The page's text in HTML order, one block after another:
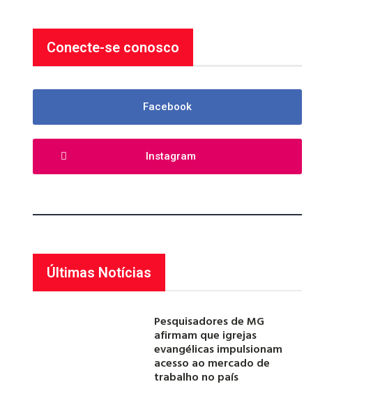
Conecte-se conosco
Facebook
Instagram
Últimas Notícias
Pesquisadores de MG
afirmam que igrejas
evangélicas impulsionam
acesso ao mercado de
trabalho no país